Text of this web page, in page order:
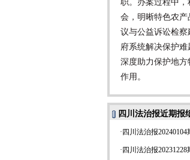
职。办案过程中
会，明晰特色农
议与公益诉讼检
府系统解决保护
深度助力保护地
作用。
四川法治报近期报
· 四川法治报20240104
· 四川法治报20231228